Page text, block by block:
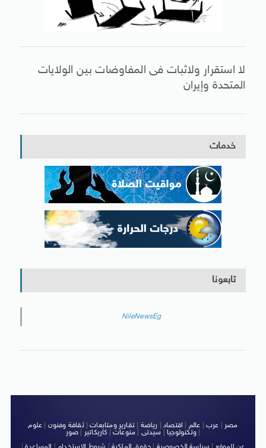
لا استقرار ولاثبات فى المفاوضات بين الولايات
المتحدة وإيران
خدمات
تابعونا
NileNewsEg
مصر عرب عالم اقتصاد رياضة |تقارير ومتابعات|ثقافة وفنون
علوم
وتكنولوجيا| سيدتى منوعات كاريكاتير صور
|